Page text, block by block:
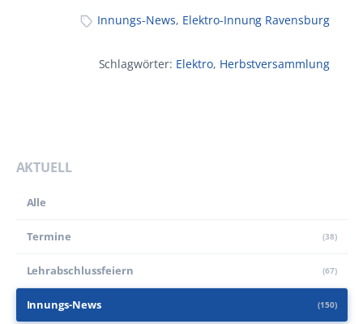
Innungs-News, Elektro-Innung Ravensburg
Schlagwörter: Elektro, Herbstversammlung
AKTUELL
Alle
Termine (38)
Lehr­abschluss­feiern (67)
Innungs-News (150)